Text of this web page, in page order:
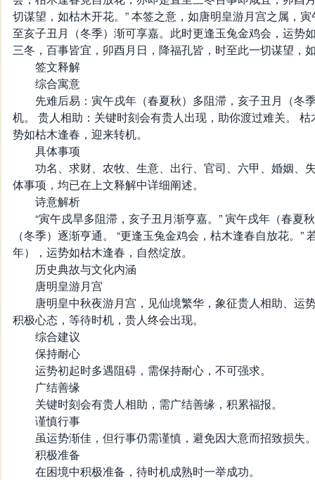
切谋望，如枯木开花。” 本签之意，如唐明皇游月宫之属，
至亥子丑月（冬季）渐可享嘉。此时更逢玉兔金鸡会，运势
三冬，百事皆宜，卯酉月日，降福孔皆，时至此一切谋望，
签文释解
综合寓意
先难后易：寅午戌年（春夏秋）多阻滞，亥子丑月（冬
机。 贵人相助：关键时刻会有贵人出现，助你渡过难关。
势如枯木逢春，迎来转机。
具体事项
功名、求财、农牧、生意、出行、官司、六甲、婚姻、
体事项，均已在上文释解中详细阐述。
诗意解析
“寅午戍旱多阻滞，亥子丑月渐亨嘉。” 寅午戌年（春夏
（冬季）逐渐亨通。 “更逢玉兔金鸡会，枯木逢春自放花。”
年），运势如枯木逢春，自然绽放。
历史典故与文化内涵
唐明皇游月宫
唐明皇中秋夜游月宫，见仙境繁华，象征贵人相助、运
积极心态，等待时机，贵人终会出现。
综合建议
保持耐心
运势初起时多遇阻碍，需保持耐心，不可强求。
广结善缘
关键时刻会有贵人相助，需广结善缘，积累福报。
谨慎行事
虽运势渐佳，但行事仍需谨慎，避免因大意而招致损失
积极准备
在困境中积极准备，待时机成熟时一举成功。